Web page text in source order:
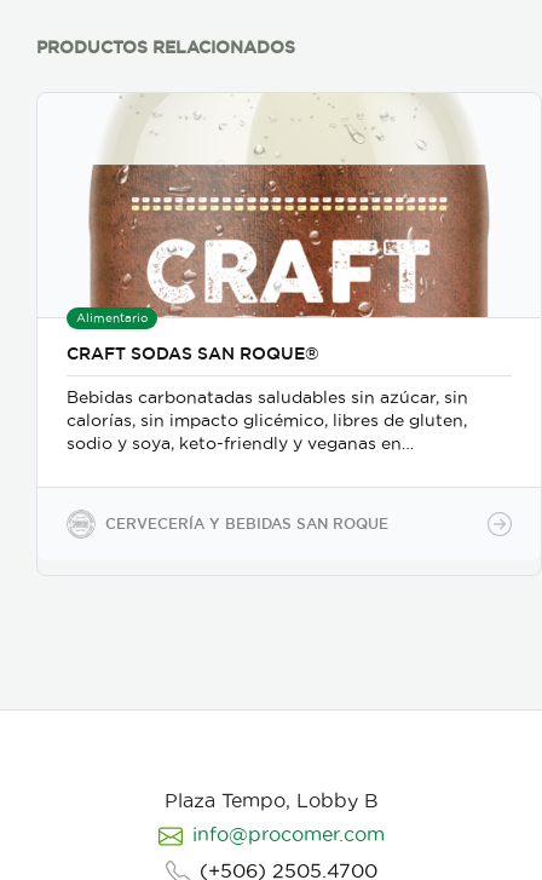
PRODUCTOS RELACIONADOS
Alimentario
CRAFT SODAS SAN ROQUE®
Bebidas carbonatadas saludables sin azúcar, sin
calorías, sin impacto glicémico, libres de gluten,
sodio y soya, keto-friendly y veganas en
en PET.
CERVECERÍA Y BEBIDAS SAN ROQUE
Plaza Tempo, Lobby B
info@procomer.com
(+506) 2505.4700